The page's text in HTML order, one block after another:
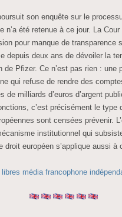
son enquête sur le
n’a été retenue à ce jour. La
pour manque de transparence
depuis deux ans de dévoiler la
de Pfizer. Ce n’est pas rien : une
qui refuse de rendre des
de milliards d’euros d’argent
c’est précisément le type
sont censées prévenir.
institutionnel qui
droit européen s’applique aussi à
média francophone